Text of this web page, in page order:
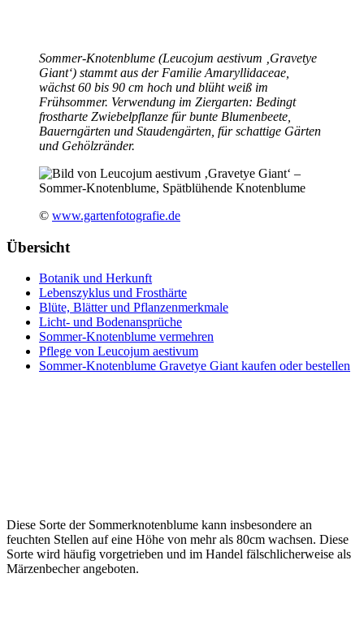
Sommer-Knotenblume (Leucojum aestivum ‚Gravetye
Giant‘) stammt aus der Familie Amaryllidaceae,
wächst 60 bis 90 cm hoch und blüht weiß im
Frühsommer. Verwendung im Ziergarten: Bedingt
frostharte Zwiebelpflanze für bunte Blumenbeete,
Bauerngärten und Staudengärten, für schattige Gärten
und Gehölzränder.
© www.gartenfotografie.de
Übersicht
Botanik und Herkunft
Lebenszyklus und Frosthärte
Blüte, Blätter und Pflanzenmerkmale
Licht- und Bodenansprüche
Sommer-Knotenblume vermehren
Pflege von Leucojum aestivum
Sommer-Knotenblume Gravetye Giant kaufen oder bestellen
Diese Sorte der Sommerknotenblume kann insbesondere an
feuchten Stellen auf eine Höhe von mehr als 80cm wachsen. Diese
Sorte wird häufig vorgetrieben und im Handel fälschlicherweise als
Märzenbecher angeboten.